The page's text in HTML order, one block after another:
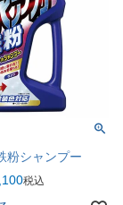
粉シャンプー
税込